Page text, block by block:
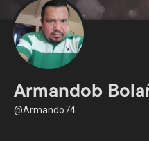
Armandob
@Armando74